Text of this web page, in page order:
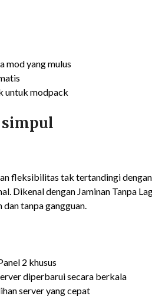
mod yang mulus
untuk modpack
fleksibilitas tak tertandingi
Dikenal dengan Jaminan Tanpa
tanpa gangguan.
2 khusus
diperbarui secara berkala
server yang cepat